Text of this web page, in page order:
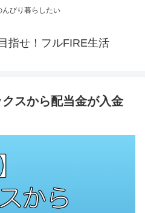
んびり暮らしたい
指せ！フルFIRE生活
クスから配当金が入金